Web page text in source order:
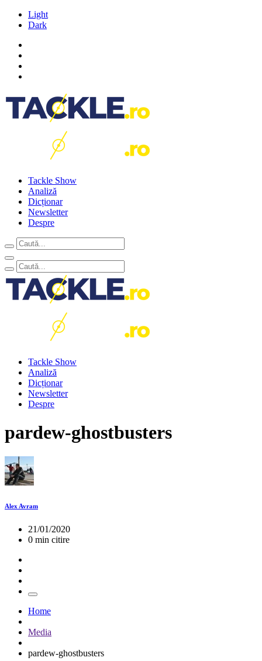
Light
Dark
Tackle Show
Analiză
Dicționar
Newsletter
Despre
Tackle Show
Analiză
Dicționar
Newsletter
Despre
pardew-ghostbusters
Alex Avram
21/01/2020
0 min citire
Home
Media
pardew-ghostbusters